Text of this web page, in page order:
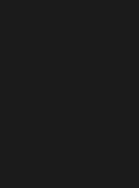
السعودية